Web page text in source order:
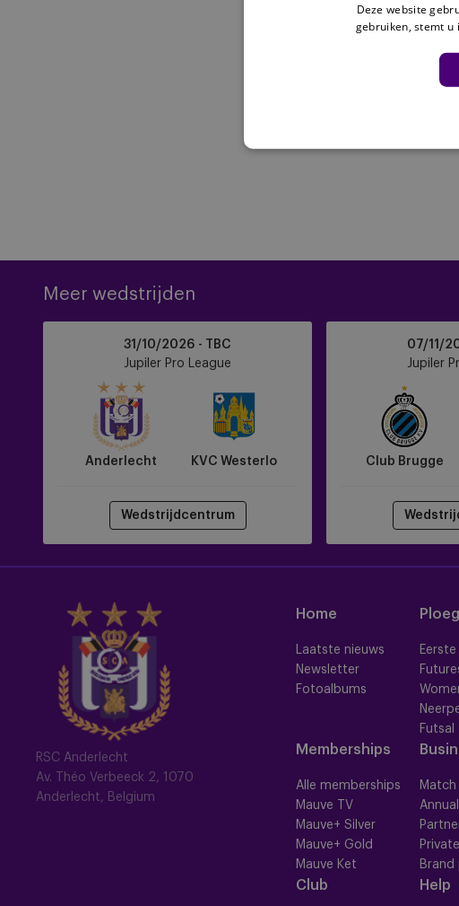
Meer wedstrijden
Westerlo
31/10/2026 - TBC
Jupiler Pro League
Anderlecht KVC Westerlo
Wedstrijdcentrum
Anderlecht
07/11/
Jupiler
Club Brugge
RSC Anderlecht
Av. Théo Verbeeck 2, 1070
Anderlecht, Belgium
Home
Laatste nieuws
Newsletter
Fotoalbums
Futsal
Memberships
Alle memberships
Mauve TV
Mauve+ Silver
Mauve+ Gold
Mauve Ket
Brand
Club Help
Deze website
gebruiken, stemt u